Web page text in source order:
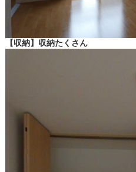
【収納】収納たくさん